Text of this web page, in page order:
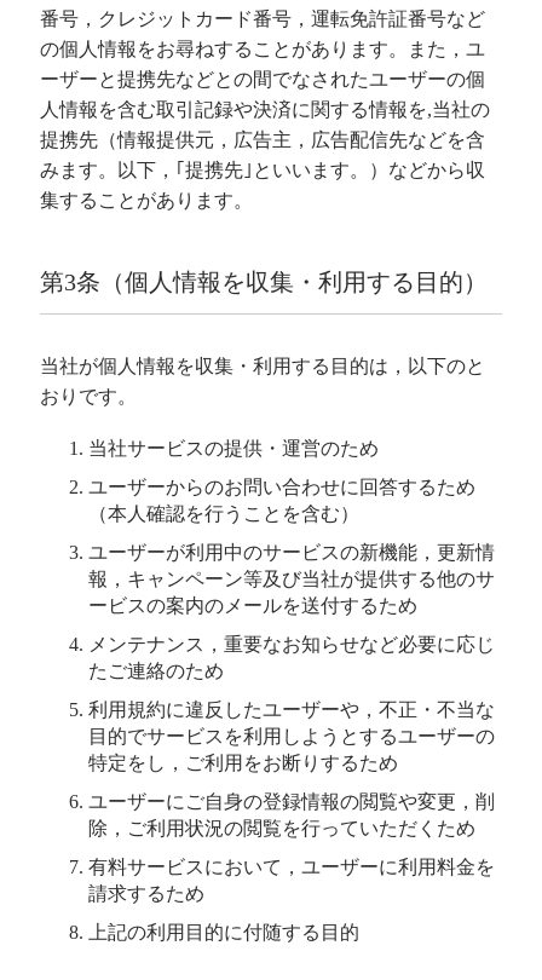
番号，クレジットカード番号，運転免許証番号など
の個人情報をお尋ねすることがあります。また，ユ
ーザーと提携先などとの間でなされたユーザーの個
人情報を含む取引記録や決済に関する情報を,当社の
提携先（情報提供元，広告主，広告配信先などを含
みます。以下，｢提携先｣といいます。）などから収
集することがあります。
第3条（個人情報を収集・利用する目的）
当社が個人情報を収集・利用する目的は，以下のと
おりです。
当社サービスの提供・運営のため
ユーザーからのお問い合わせに回答するため
（本人確認を行うことを含む）
ユーザーが利用中のサービスの新機能，更新情
報，キャンペーン等及び当社が提供する他のサ
ービスの案内のメールを送付するため
メンテナンス，重要なお知らせなど必要に応じ
たご連絡のため
利用規約に違反したユーザーや，不正・不当な
目的でサービスを利用しようとするユーザーの
特定をし，ご利用をお断りするため
ユーザーにご自身の登録情報の閲覧や変更，削
除，ご利用状況の閲覧を行っていただくため
有料サービスにおいて，ユーザーに利用料金を
請求するため
上記の利用目的に付随する目的